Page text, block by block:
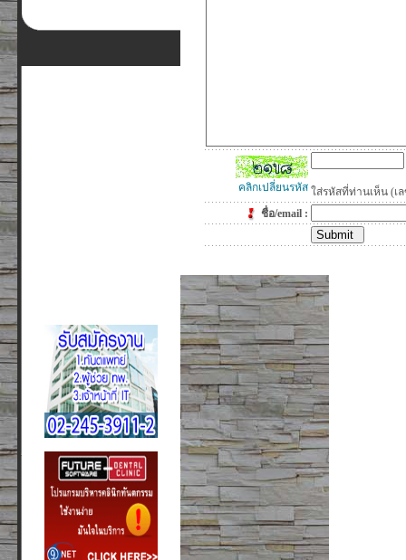
คลิกเปลี่ยนรหัส ใส่รหัสที่ท่านเห็น (เ
ชื่อ/email :